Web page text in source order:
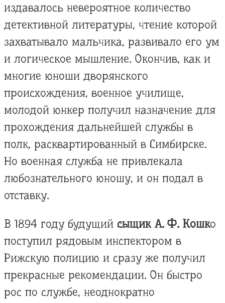
издавалось невероятное количество
детективной литературы, чтение которой
захватывало мальчика, развивало его ум
и логическое мышление. Окончив, как и
многие юноши дворянского
происхождения, военное училище,
молодой юнкер получил назначение для
прохождения дальнейшей службы в
полк, расквартированный в Симбирске.
Но военная служба не привлекала
любознательного юношу, и он подал в
отставку.
В 1894 году будущий сыщик А. Ф. Кошко
поступил рядовым инспектором в
Рижскую полицию и сразу же получил
прекрасные рекомендации. Он быстро
рос по службе, неоднократно